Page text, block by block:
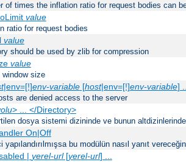
of times the inflation ratio for request bodies can
value
ratio for request bodies
value
should be used by zlib for compression
value
size
|env=[!]env-variable[host|env=[!]env-variable]
are denied access to the server
> ... </Directory>
dosya sistemi dizininde ve bunun
On|Off
bu modülün nasıl yanıt
| yerel-url[yerel-url] ...